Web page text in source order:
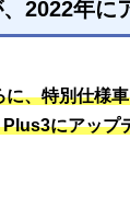
2022年に
に、特別仕様
にアップ